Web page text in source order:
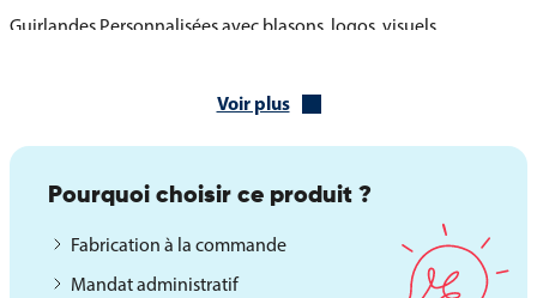
Guirlandes Personnalisées avec blasons, logos, visuels
Sur demande, une fabrication sur mesure est possible pour
Voir plus
Pourquoi choisir ce produit ?
Fabrication à la commande
Mandat administratif